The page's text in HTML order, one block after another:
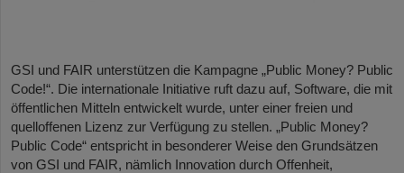
GSI und FAIR unterstützen die Kampagne „Public Money? Public
Code!“. Die internationale Initiative ruft dazu auf, Software, die mit
öffentlichen Mitteln entwickelt wurde, unter einer freien und
quelloffenen Lizenz zur Verfügung zu stellen. „Public Money?
Public Code“ entspricht in besonderer Weise den Grundsätzen
von GSI und FAIR, nämlich Innovation durch Offenheit,